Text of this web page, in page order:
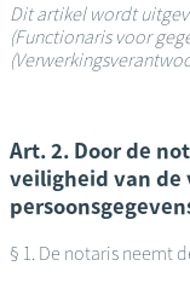
Dit artikel wordt
(Functionaris voor
Art. 2. Door de
veiligheid van de
§ 1. De notaris neemt